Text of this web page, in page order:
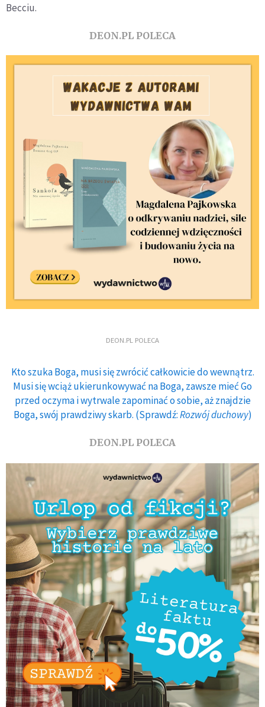
Becciu.
DEON.PL POLECA
DEON.PL POLECA
Kto szuka Boga, musi się zwrócić całkowicie do wewnątrz.
Musi się wciąż ukierunkowywać na Boga, zawsze mieć Go
przed oczyma i wytrwale zapominać o sobie, aż znajdzie
Boga, swój prawdziwy skarb. (Sprawdź:Rozwój duchowy)
DEON.PL POLECA